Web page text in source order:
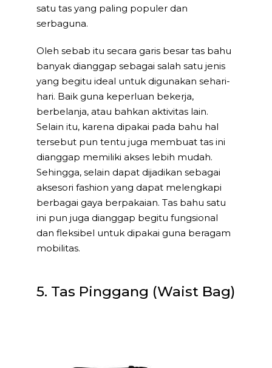
satu tas yang paling populer dan
serbaguna.
Oleh sebab itu secara garis besar tas bahu
banyak dianggap sebagai salah satu jenis
yang begitu ideal untuk digunakan sehari-
hari. Baik guna keperluan bekerja,
berbelanja, atau bahkan aktivitas lain.
Selain itu, karena dipakai pada bahu hal
tersebut pun tentu juga membuat tas ini
dianggap memiliki akses lebih mudah.
Sehingga, selain dapat dijadikan sebagai
aksesori fashion yang dapat melengkapi
berbagai gaya berpakaian. Tas bahu satu
ini pun juga dianggap begitu fungsional
dan fleksibel untuk dipakai guna beragam
mobilitas.
5. Tas Pinggang (Waist Bag)